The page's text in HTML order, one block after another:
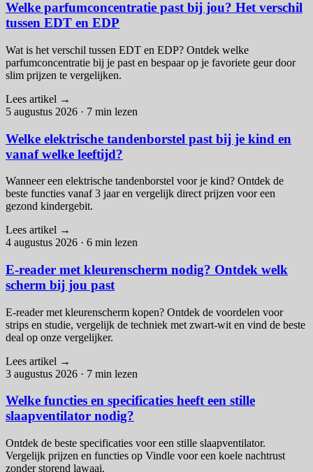
Welke parfumconcentratie past bij jou? Het verschil
tussen EDT en EDP
Wat is het verschil tussen EDT en EDP? Ontdek welke
parfumconcentratie bij je past en bespaar op je favoriete geur door
slim prijzen te vergelijken.
Lees artikel →
5 augustus 2026 · 7 min lezen
Welke elektrische tandenborstel past bij je kind en
vanaf welke leeftijd?
Wanneer een elektrische tandenborstel voor je kind? Ontdek de
beste functies vanaf 3 jaar en vergelijk direct prijzen voor een
gezond kindergebit.
Lees artikel →
4 augustus 2026 · 6 min lezen
E-reader met kleurenscherm nodig? Ontdek welk
scherm bij jou past
E-reader met kleurenscherm kopen? Ontdek de voordelen voor
strips en studie, vergelijk de techniek met zwart-wit en vind de beste
deal op onze vergelijker.
Lees artikel →
3 augustus 2026 · 7 min lezen
Welke functies en specificaties heeft een stille
slaapventilator nodig?
Ontdek de beste specificaties voor een stille slaapventilator.
Vergelijk prijzen en functies op Vindle voor een koele nachtrust
zonder storend lawaai.